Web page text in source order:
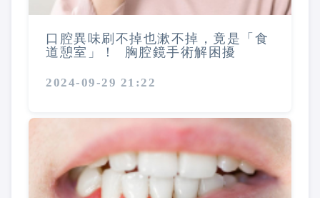
口腔異味刷不掉也漱不掉，竟是「食
道憩室」！ 胸腔鏡手術解困擾
2024-09-29 21:22